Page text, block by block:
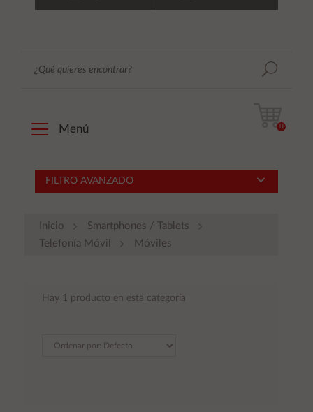
Menú 0
FILTRO AVANZADO
Inicio
Smartphones / Tablets
Telefonía Móvil
Móviles
Hay 1 producto en esta categoría